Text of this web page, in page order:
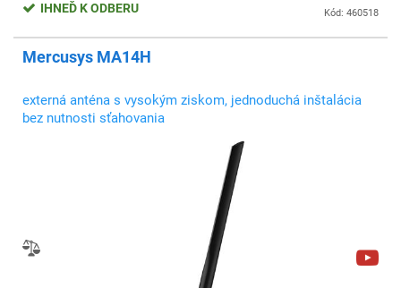
Kód: 460518
IHNEĎ K ODBERU
Mercusys MA14H
externá anténa s vysokým ziskom, jednoduchá inštalácia
bez nutnosti sťahovania